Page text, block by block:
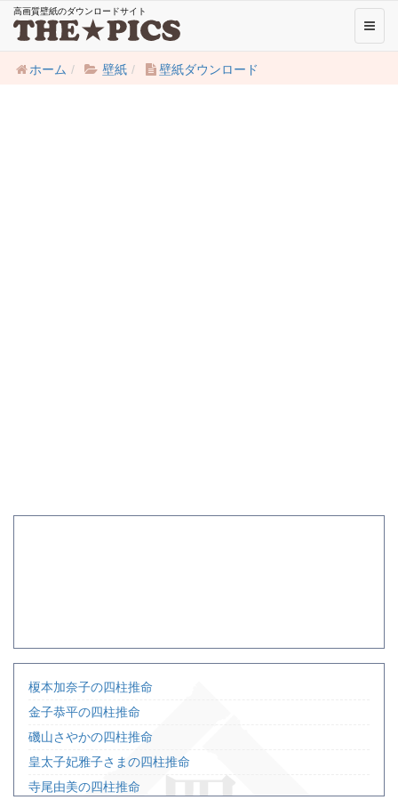
高画質壁紙のダウンロードサイト
ホーム
壁紙 壁紙ダウンロード
榎本加奈子の四柱推命
金子恭平の四柱推命
磯山さやかの四柱推命
皇太子妃雅子さまの四柱推命
寺尾由美の四柱推命